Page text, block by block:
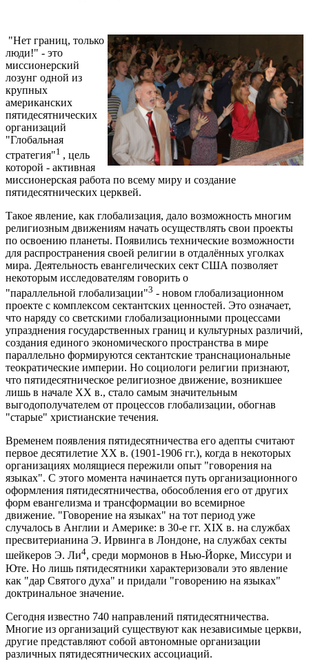
"Нет границ, только
люди!" - это
миссионерский
лозунг одной из
крупных
американских
пятидесятнических
организаций
"Глобальная
стратегия"1 , цель
которой - активная
миссионерская работа по всему миру и создание
пятидесятнических церквей.
Такое явление, как глобализация, дало возможность многим
религиозным движениям начать осуществлять свои проекты
по освоению планеты. Появились технические возможности
для распространения своей религии в отдалённых уголках
мира. Деятельность евангелических сект США позволяет
некоторым исследователям говорить о
"параллельной глобализации"3 - новом глобализационном
проекте с комплексом сектантских ценностей. Это означает,
что наряду со светскими глобализационными процессами
упразднения государственных границ и культурных различий,
создания единого экономического пространства в мире
параллельно формируются сектантские транснациональные
теократические империи. Но социологи религии признают,
что пятидесятническое религиозное движение, возникшее
лишь в начале ХХ в., стало самым значительным
выгодополучателем от процессов глобализации, обогнав
"старые" христианские течения.
Временем появления пятидесятничества его адепты считают
первое десятилетие ХХ в. (1901-1906 гг.), когда в некоторых
организациях молящиеся пережили опыт "говорения на
языках". С этого момента начинается путь организационного
оформления пятидесятничества, обособления его от других
форм евангелизма и трансформации во всемирное
движение. "Говорение на языках" на тот период уже
случалось в Англии и Америке: в 30-е гг. XIX в. на службах
пресвитерианина Э. Ирвинга в Лондоне, на службах секты
шейкеров Э. Ли4, среди мормонов в Нью-Йорке, Миссури и
Юте. Но лишь пятидесятники характеризовали это явление
как "дар Святого духа" и придали "говорению на языках"
доктринальное значение.
Сегодня известно 740 направлений пятидесятничества.
Многие из организаций существуют как независимые церкви,
другие представляют собой автономные организации
различных пятидесятнических ассоциаций.